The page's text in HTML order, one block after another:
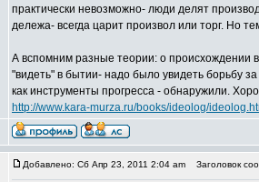
практически невозможно- люди делят
дележа- всегда царит произвол или торг. Но
А вспомним разные теории: о происхождении
"видеть" в бытии- надо было увидеть борьбу
как инструменты прогресса - обнаружили.
http://www.kara-murza.ru/books/ideolog/
Добавлено: Сб Апр 23, 2011 2:04 am Заголовок